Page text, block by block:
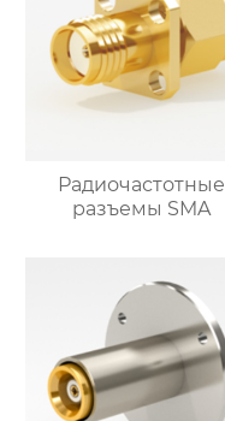
Радиочастотные
разъемы SMA